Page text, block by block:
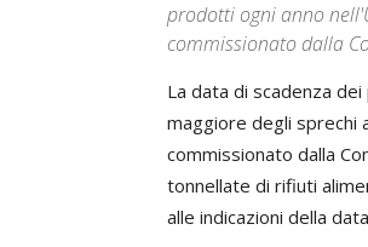
prodotti ogni anno
commissionato dalla
La data di scadenza
maggiore degli sprechi
commissionato dalla
tonnellate di rifiuti
alle indicazioni della